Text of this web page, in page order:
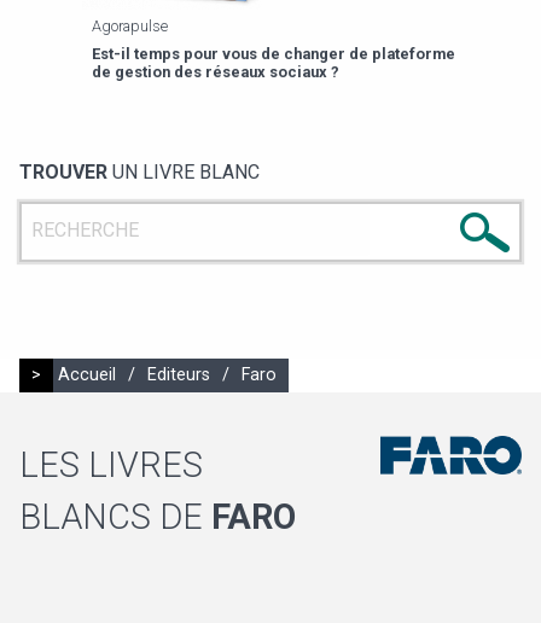
Agorapulse
Est-il temps pour vous de changer de plateforme
de gestion des réseaux sociaux ?
TROUVER UN LIVRE BLANC
> Accueil / Editeurs / Faro
LES LIVRES
BLANCS DE FARO